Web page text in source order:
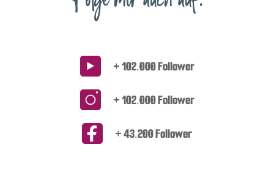
+ 102.000 Follower
+ 102.000 Follower
+ 43.200 Follower